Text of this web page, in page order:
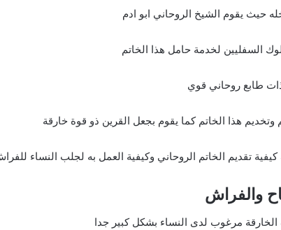
حيث يقوم الشيخ الروحاني ابو ادم
السفليين لخدمة حامل هذا الخاتم
ذات طابع روحاني قوي
هذا الخاتم كما يقوم بجعل القرين ذو قوة خارقة
تقديم الخاتم الروحاني وكيفية العمل به لجلب النساء
والفراش
الخارقة مرغوب لدى النساء بشكل كبير جدا